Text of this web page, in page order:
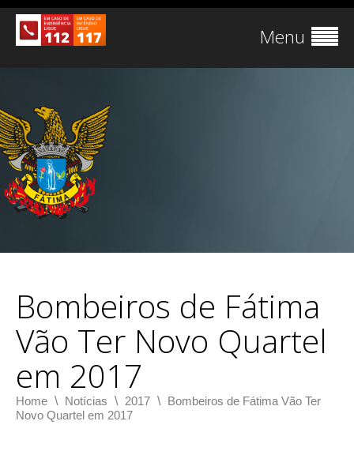
Menu
Bombeiros de Fátima
Vão Ter Novo Quartel
em 2017
Home \ Notícias \ 2017 \ Bombeiros de Fátima Vão Ter
Novo Quartel em 2017